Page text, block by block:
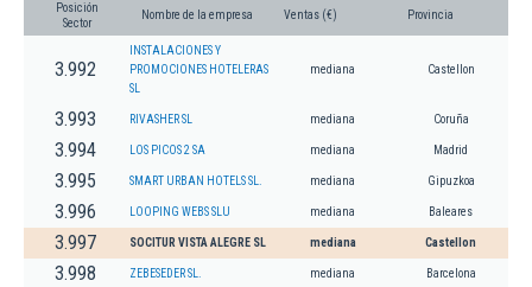
Posición
Sector
Nombre de la empresa Ventas (€) Provincia
3.992
INSTALACIONES Y
PROMOCIONES HOTELERAS
SL
mediana Castellon
3.993 RIVASHER SL mediana Coruña
3.994 LOS PICOS 2 SA mediana Madrid
3.995 SMART URBAN HOTELS SL. mediana Gipuzkoa
3.996 LOOPING WEBS SLU mediana Baleares
3.997 SOCITUR VISTA ALEGRE SL mediana Castellon
3.998 ZEBESEDER SL. mediana Barcelona